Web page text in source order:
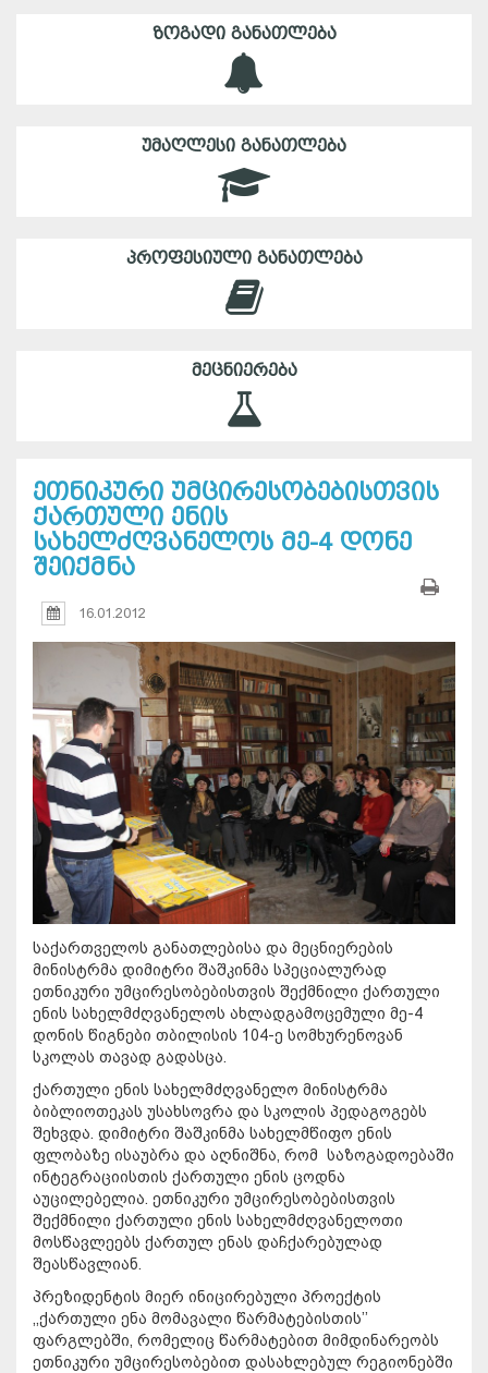
ᲖᲝᲒᲐᲓᲘ ᲒᲐᲜᲐᲗᲚᲔᲑᲐ
ᲣᲛᲐᲦᲚᲔᲡᲘ ᲒᲐᲜᲐᲗᲚᲔᲑᲐ
ᲞᲠᲝᲤᲔᲡᲘᲣᲚᲘ ᲒᲐᲜᲐᲗᲚᲔᲑᲐ
ᲛᲔᲪᲜᲘᲔᲠᲔᲑᲐ
ეთნიკური უმცირესობებისთვის
ქართული ენის
სახელძღვანელოს მე-4 დონე
შეიქმნა
16.01.2012
საქართველოს განათლებისა და მეცნიერების
მინისტრმა დიმიტრი შაშკინმა სპეციალურად
ეთნიკური უმცირესობებისთვის შექმნილი ქართული
ენის სახელმძღვანელოს ახლადგამოცემული მე-4
დონის წიგნები თბილისის 104-ე სომხურენოვან
სკოლას თავად გადასცა.
ქართული ენის სახელმძღვანელო მინისტრმა
ბიბლიოთეკას უსახსოვრა და სკოლის პედაგოგებს
შეხვდა. დიმიტრი შაშკინმა სახელმწიფო ენის
ფლობაზე ისაუბრა და აღნიშნა, რომ საზოგადოებაში
ინტეგრაციისთის ქართული ენის ცოდნა
აუცილებელია. ეთნიკური უმცირესობებისთვის
შექმნილი ქართული ენის სახელმძღვანელოთი
მოსწავლეებს ქართულ ენას დაჩქარებულად
შეასწავლიან.
პრეზიდენტის მიერ ინიცირებული პროექტის
,,ქართული ენა მომავალი წარმატებისთის’’
ფარგლებში, რომელიც წარმატებით მიმდინარეობს
ეთნიკური უმცირესობებით დასახლებულ რეგიონებში